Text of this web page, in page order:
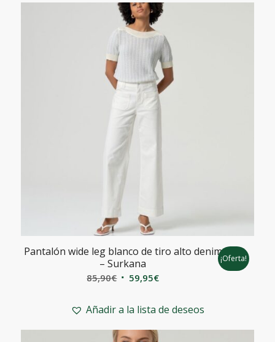
69,90€. 48,90€.
Pantalón wide leg blanco de tiro alto denim
– Surkana
85,90€ El
original
85,90€.
59,95€El
actual
¡Oferta!
Añadir a la lista de deseos